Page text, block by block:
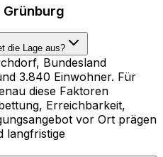
Grünburg
die Lage aus?
Bundesland
3.840 Einwohner. Für
diese Faktoren
Erreichbarkeit,
vor Ort prägen
langfristige